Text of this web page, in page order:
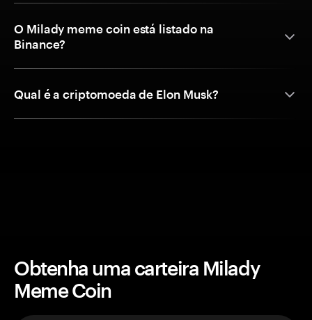
O Milady meme coin está listado na
Binance?
Qual é a criptomoeda de Elon Musk?
Obtenha uma carteira Milady
Meme Coin